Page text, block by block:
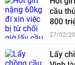
cầu
800
27/02/
Lấy